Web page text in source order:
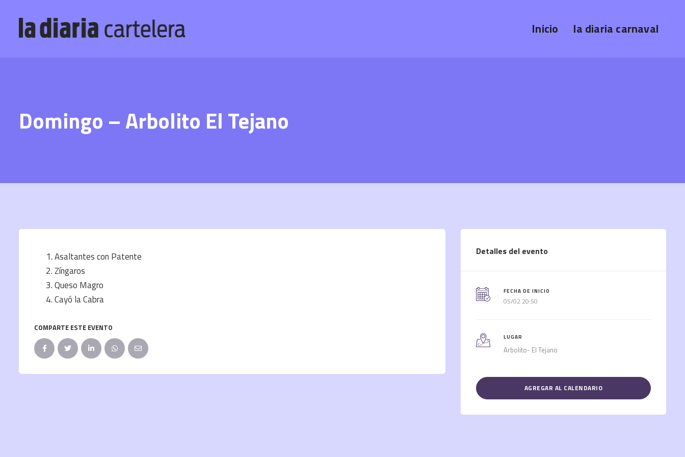
Inicio la diaria carnaval
Domingo – Arbolito El Tejano
Asaltantes con Patente
Zíngaros
Queso Magro
Cayó la Cabra
COMPARTE ESTE EVENTO
Detalles del evento
FECHA DE INICIO
05/02 20:50
LUGAR
Arbolito- El Tejano
AGREGAR AL CALENDARIO